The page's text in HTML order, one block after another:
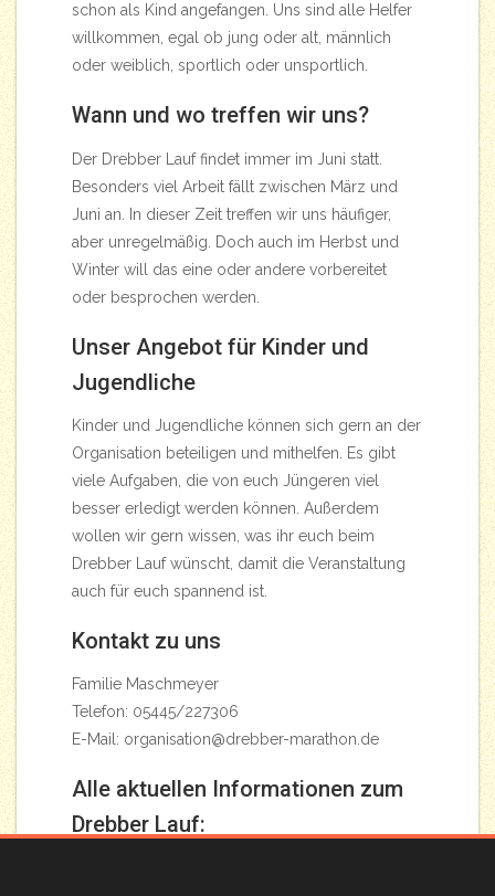
schon als Kind angefangen. Uns sind alle Helfer
willkommen, egal ob jung oder alt, männlich
oder weiblich, sportlich oder unsportlich.
Wann und wo treffen wir uns?
Der Drebber Lauf findet immer im Juni statt.
Besonders viel Arbeit fällt zwischen März und
Juni an. In dieser Zeit treffen wir uns häufiger,
aber unregelmäßig. Doch auch im Herbst und
Winter will das eine oder andere vorbereitet
oder besprochen werden.
Unser Angebot für Kinder und
Jugendliche
Kinder und Jugendliche können sich gern an der
Organisation beteiligen und mithelfen. Es gibt
viele Aufgaben, die von euch Jüngeren viel
besser erledigt werden können. Außerdem
wollen wir gern wissen, was ihr euch beim
Drebber Lauf wünscht, damit die Veranstaltung
auch für euch spannend ist.
Kontakt zu uns
Familie Maschmeyer
Telefon: 05445/227306
E-Mail: organisation@drebber-marathon.de
Alle aktuellen Informationen zum
Drebber Lauf: